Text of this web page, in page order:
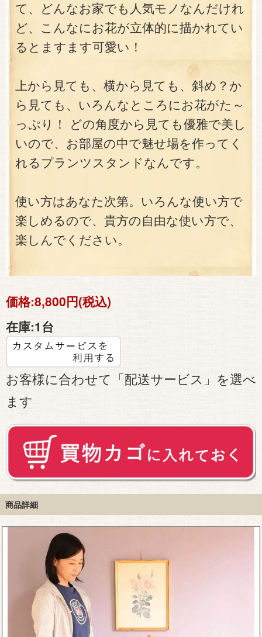
て、どんなお家でも人気モノなんだけれ
ど、こんなにお花が立体的に描かれてい
るとますます可愛い！
上から見ても、横から見ても、斜め？か
ら見ても、いろんなところにお花がた～
っぷり！ どの角度から見ても優雅で美し
いので、お部屋の中で魅せ場を作ってく
れるプランツスタンドなんです。
使い方はあなた次第。いろんな使い方で
楽しめるので、貴方の自由な使い方で、
楽しんでください。
価格:8,800円(税込)
在庫:1台
お客様に合わせて「配送サービス」を選べ
ます
商品詳細